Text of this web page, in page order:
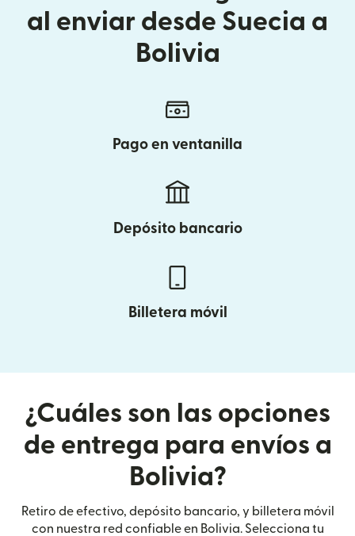
al enviar desde Suecia a
Bolivia
Pago en ventanilla
Depósito bancario
Billetera móvil
¿Cuáles son las opciones
de entrega para envíos a
Bolivia?
Retiro de efectivo, depósito bancario, y billetera móvil
con nuestra red confiable en Bolivia. Selecciona tu